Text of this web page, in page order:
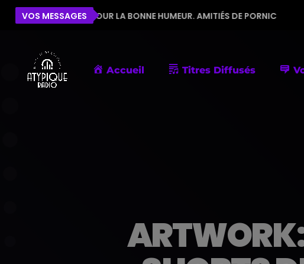
VOS MESSAGES
POUR LA BONNE HUMEUR. AMITIÉS DE PORNIC ÉLISE
Accueil Titres Diffusés